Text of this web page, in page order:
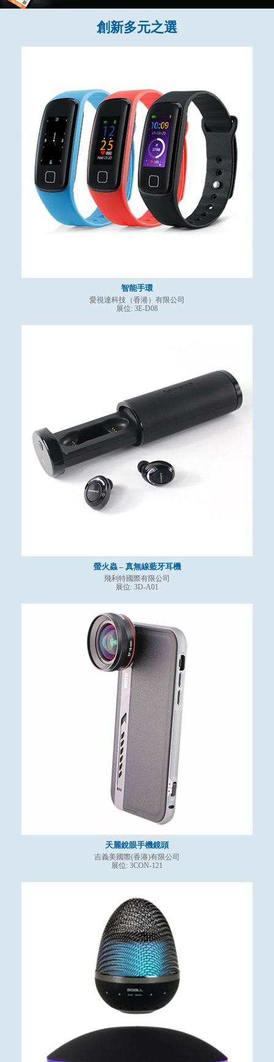
創新多元之選
智能手環
愛視達科技（香港）有限公司
展位: 3E-D08
螢火蟲 – 真無線藍牙耳機
飛利特國際有限公司
展位: 3D-A01
天麗銳眼手機鏡頭
吉義美國際(香港)有限公司
展位: 3CON-121